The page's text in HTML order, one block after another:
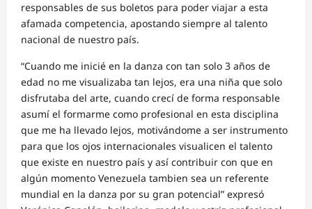
responsables de sus boletos para poder viajar a esta
afamada competencia, apostando siempre al talento
nacional de nuestro país.
“Cuando me inicié en la danza con tan solo 3 años de
edad no me visualizaba tan lejos, era una niña que solo
disfrutaba del arte, cuando crecí de forma responsable
asumí el formarme como profesional en esta disciplina
que me ha llevado lejos, motivándome a ser instrumento
para que los ojos internacionales visualicen el talento
que existe en nuestro país y así contribuir con que en
algún momento Venezuela tambien sea un referente
mundial en la danza por su gran potencial” expresó